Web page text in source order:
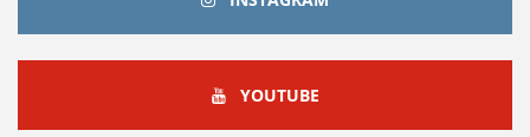
YOUTUBEYOUTUBE